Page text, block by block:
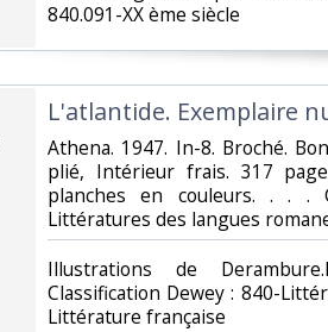
840.091-XX ème siècle‎
‎L'atlantide. Exemplaire
‎Athena. 1947. In-8. Broché.
plié, Intérieur frais. 317
planches en couleurs. . . .
Littératures des langues
‎Illustrations de
Classification Dewey : 840-
Littérature française‎